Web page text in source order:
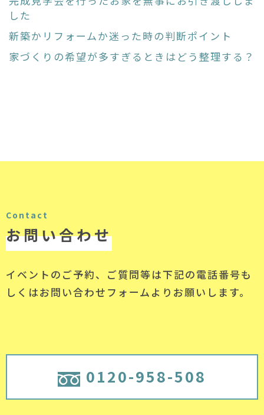
した
新築かリフォームか迷った時の判断ポイント
家づくりの希望が多すぎるときはどう整理する？
Contact
お問い合わせ
イベントのご予約、ご質問等は下記の電話番号も
しくはお問い合わせフォームよりお願いします。
0120-958-508